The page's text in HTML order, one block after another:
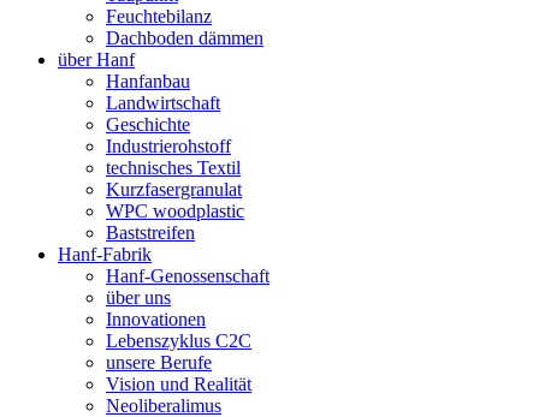
Feuchtebilanz
Dachboden dämmen
über Hanf
Hanfanbau
Landwirtschaft
Geschichte
Industrierohstoff
technisches Textil
Kurzfasergranulat
WPC woodplastic
Baststreifen
Hanf-Fabrik
Hanf-Genossenschaft
über uns
Innovationen
Lebenszyklus C2C
unsere Berufe
Vision und Realität
Neoliberalimus